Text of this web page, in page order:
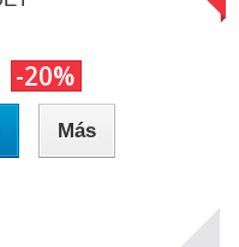
-20%
Más